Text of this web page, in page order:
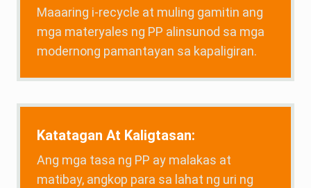
Maaaring i-recycle at muling gamitin ang
mga materyales ng PP alinsunod sa mga
modernong pamantayan sa kapaligiran.
Katatagan At Kaligtasan:
Ang mga tasa ng PP ay malakas at
matibay, angkop para sa lahat ng uri ng